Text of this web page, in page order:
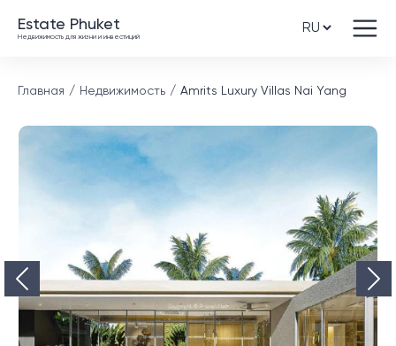
Estate Phuket
Недвижимость для жизни и инвестиций
Главная Недвижимость Amrits Luxury Villas Nai Yang